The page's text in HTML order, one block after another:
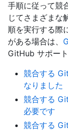
手順に従って競
じてさまざまな
順を実行する際
がある場合は、
GitHub サポー
競合する
なりました
競合する
必要です
競合する